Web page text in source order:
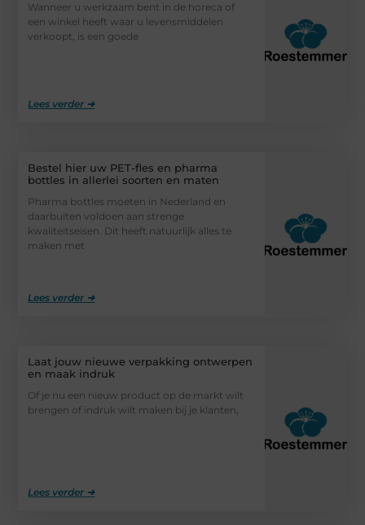
Wanneer u werkzaam bent in de horeca of
een winkel heeft waar u levensmiddelen
verkoopt, is een goede
Lees verder ➜
Bestel hier uw PET-fles en pharma
bottles in allerlei soorten en maten
Pharma bottles moeten in Nederland en
daarbuiten voldoen aan strenge
kwaliteitseisen. Dit heeft natuurlijk alles te
maken met
Lees verder ➜
Laat jouw nieuwe verpakking ontwerpen
en maak indruk
Of je nu een nieuw product op de markt wilt
brengen of indruk wilt maken bij je klanten,
Lees verder ➜